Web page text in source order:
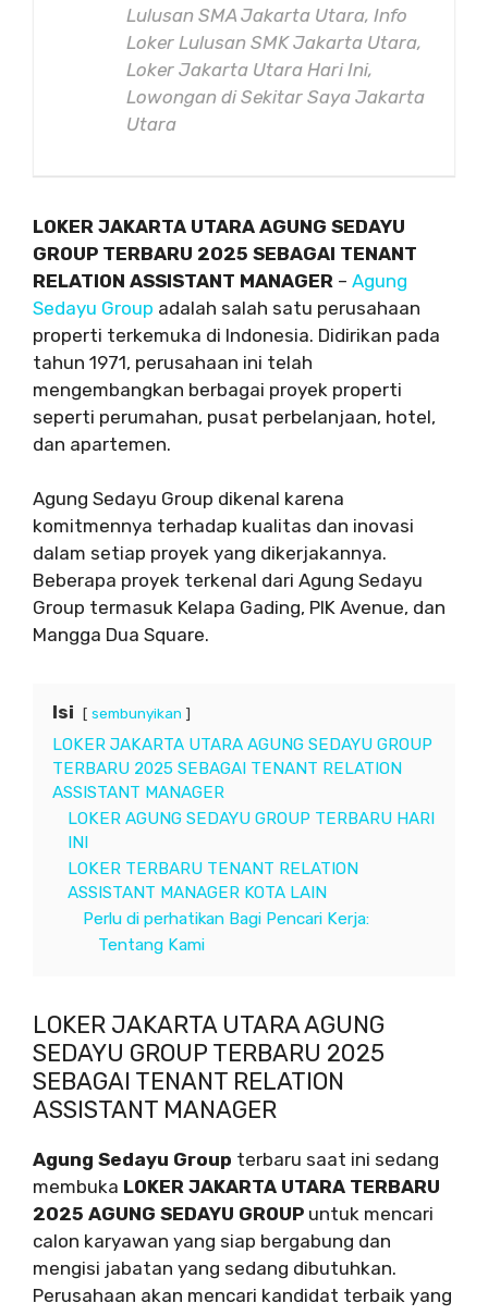
Lulusan SMA Jakarta Utara, Info
Loker Lulusan SMK Jakarta Utara,
Loker Jakarta Utara Hari Ini,
Lowongan di Sekitar Saya Jakarta
Utara
LOKER JAKARTA UTARA AGUNG SEDAYU
GROUP TERBARU 2025 SEBAGAI TENANT
RELATION ASSISTANT MANAGER – Agung
Sedayu Group adalah salah satu perusahaan
properti terkemuka di Indonesia. Didirikan pada
tahun 1971, perusahaan ini telah
mengembangkan berbagai proyek properti
seperti perumahan, pusat perbelanjaan, hotel,
dan apartemen.
Agung Sedayu Group dikenal karena
komitmennya terhadap kualitas dan inovasi
dalam setiap proyek yang dikerjakannya.
Beberapa proyek terkenal dari Agung Sedayu
Group termasuk Kelapa Gading, PIK Avenue, dan
Mangga Dua Square.
Isi sembunyikan
LOKER JAKARTA UTARA AGUNG SEDAYU GROUP
TERBARU 2025 SEBAGAI TENANT RELATION
ASSISTANT MANAGER
LOKER AGUNG SEDAYU GROUP TERBARU HARI
INI
LOKER TERBARU TENANT RELATION
ASSISTANT MANAGER KOTA LAIN
Perlu di perhatikan Bagi Pencari Kerja:
Tentang Kami
LOKER JAKARTA UTARA AGUNG
SEDAYU GROUP TERBARU 2025
SEBAGAI TENANT RELATION
ASSISTANT MANAGER
Agung Sedayu Group terbaru saat ini sedang
membuka LOKER JAKARTA UTARA TERBARU
2025 AGUNG SEDAYU GROUP untuk mencari
calon karyawan yang siap bergabung dan
mengisi jabatan yang sedang dibutuhkan.
Perusahaan akan mencari kandidat terbaik yang